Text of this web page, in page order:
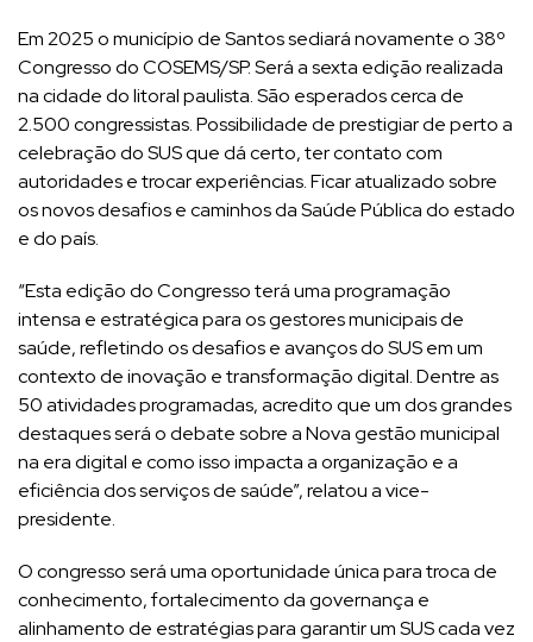
Em 2025 o município de Santos sediará novamente o 38º
Congresso do COSEMS/SP. Será a sexta edição realizada
na cidade do litoral paulista. São esperados cerca de
2.500 congressistas. Possibilidade de prestigiar de perto a
celebração do SUS que dá certo, ter contato com
autoridades e trocar experiências. Ficar atualizado sobre
os novos desafios e caminhos da Saúde Pública do estado
e do país.
“Esta edição do Congresso terá uma programação
intensa e estratégica para os gestores municipais de
saúde, refletindo os desafios e avanços do SUS em um
contexto de inovação e transformação digital. Dentre as
50 atividades programadas, acredito que um dos grandes
destaques será o debate sobre a Nova gestão municipal
na era digital e como isso impacta a organização e a
eficiência dos serviços de saúde”, relatou a vice-
presidente.
O congresso será uma oportunidade única para troca de
conhecimento, fortalecimento da governança e
alinhamento de estratégias para garantir um SUS cada vez